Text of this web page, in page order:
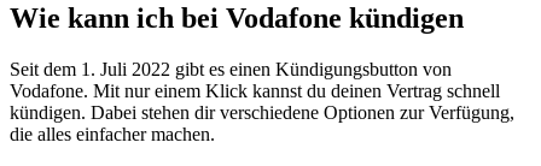
Wie kann ich bei Vodafone kündigen
Seit dem 1. Juli 2022 gibt es einen Kündigungsbutton von
Vodafone. Mit nur einem Klick kannst du deinen Vertrag schnell
kündigen. Dabei stehen dir verschiedene Optionen zur Verfügung,
die alles einfacher machen.